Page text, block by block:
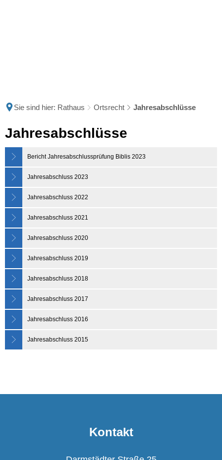
Sie sind hier: Rathaus Ortsrecht Jahresabschlüsse
Jahresabschlüsse
Jahresabschlüsse
Bericht Jahresabschlussprüfung Biblis 2023
Jahresabschluss 2023
Jahresabschluss 2022
Jahresabschluss 2021
Jahresabschluss 2020
Jahresabschluss 2019
Jahresabschluss 2018
Jahresabschluss 2017
Jahresabschluss 2016
Jahresabschluss 2015
Kontakt